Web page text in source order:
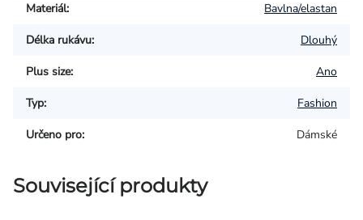
Materiál: Bavlna/elastan
Délka rukávu: Dlouhý
Plus size: Ano
Typ: Fashion
Určeno pro: Dámské
Související produkty